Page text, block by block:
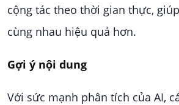
cộng tác theo thời gian thực,
cùng nhau hiệu quả hơn.
Gợi ý nội dung
Với sức mạnh phân tích của AI,